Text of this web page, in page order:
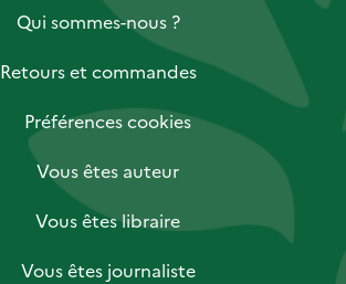
Qui sommes-nous ?
Retours et commandes
Préférences cookies
Vous êtes auteur
Vous êtes libraire
Vous êtes journaliste